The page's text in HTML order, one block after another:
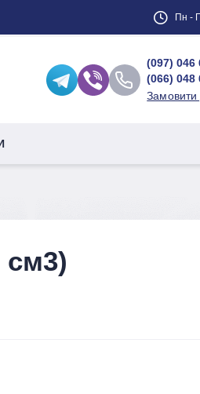
Пн -
(097) 046
(066) 048
Замовити
см3)